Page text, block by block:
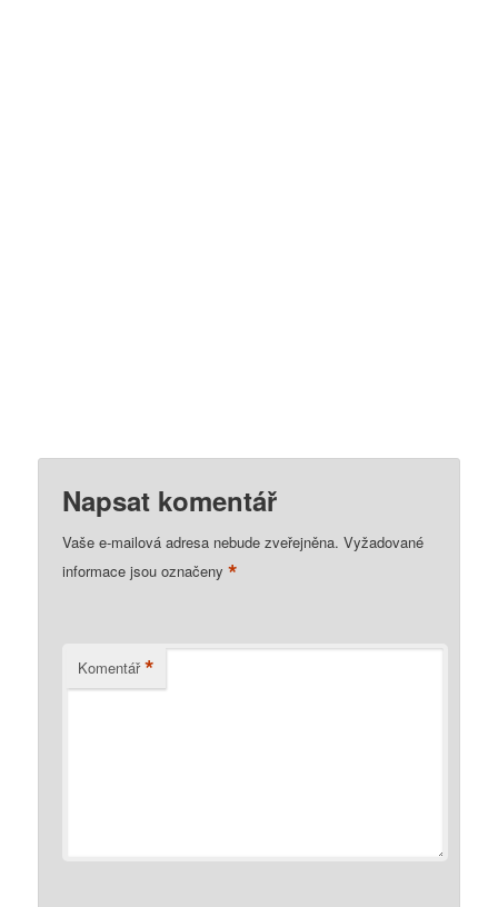
Napsat komentář
Vaše e-mailová adresa nebude zveřejněna. Vyžadované
informace jsou označeny*
Komentář *